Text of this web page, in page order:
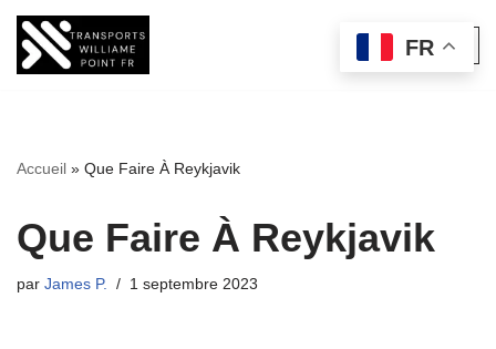
Aller
Accueil » Que Faire À Reykjavik
Que Faire À Reykjavik
par James P. 1 septembre 2023
FR